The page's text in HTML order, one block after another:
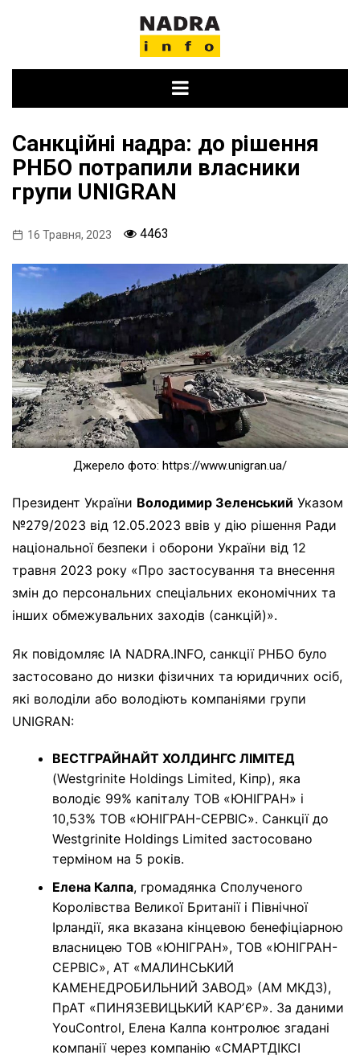
Санкційні надра: до рішення
РНБО потрапили власники
групи UNIGRAN
16 Травня, 2023 4463
Джерело фото: https://www.unigran.ua/
Президент України Володимир Зеленський Указом
№279/2023 від 12.05.2023 ввів у дію рішення Ради
національної безпеки і оборони України від 12
травня 2023 року «Про застосування та внесення
змін до персональних спеціальних економічних та
інших обмежувальних заходів (санкцій)».
Як повідомляє ІА NADRA.INFO, санкції РНБО було
застосовано до низки фізичних та юридичних осіб,
які володіли або володіють компаніями групи
UNIGRAN:
ВЕСТГРАЙНАЙТ ХОЛДИНГС ЛІМІТЕД
(Westgrinite Holdings Limited, Кіпр), яка
володіє 99% капіталу ТОВ «ЮНІГРАН» і
10,53% ТОВ «ЮНІГРАН-СЕРВІС». Санкції до
Westgrinite Holdings Limited застосовано
терміном на 5 років.
Елена Калпа, громадянка Сполученого
Королівства Великої Британії і Північної
Ірландії, яка вказана кінцевою бенефіціарною
власницею ТОВ «ЮНІГРАН», ТОВ «ЮНІГРАН-
СЕРВІС», АТ «МАЛИНСЬКИЙ
КАМЕНЕДРОБИЛЬНИЙ ЗАВОД» (АМ МКДЗ),
ПрАТ «ПИНЯЗЕВИЦЬКИЙ КАРʼЄР». За даними
YouControl, Елена Калпа контролює згадані
компанії через компанію «СМАРТДІКСІ